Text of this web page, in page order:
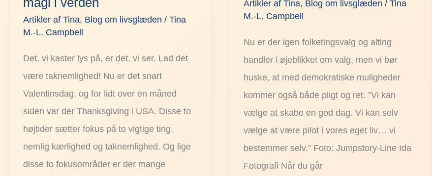
Artikler af Tina, Blog om livsglæden / Tina
M.-L. Campbell
Det, vi kaster lys på, er det, vi ser. Lad det
være taknemlighed! Nu er det snart
Valentinsdag, og for lidt over en måned
siden var der Thanksgiving i USA. Disse to
højtider sætter fokus på to vigtige ting,
nemlig kærlighed og taknemlighed. Og lige
disse to fokusområder er der mange
største
verden
Artikler af Tina, Blog om livsglæden / Tina
M.-L. Campbell
Nu er der igen folketingsvalg og alting
handler i øjeblikket om valg, men vi bør
huske, at med demokratiske muligheder
kommer også både pligt og ret. ”Vi kan
vælge at skabe en god dag. Vi kan selv
vælge at være pilot i vores eget liv… vi
bestemmer selv.” Foto: Jumpstory-Line Ida
Fotografi Når du går
valg,
dag!